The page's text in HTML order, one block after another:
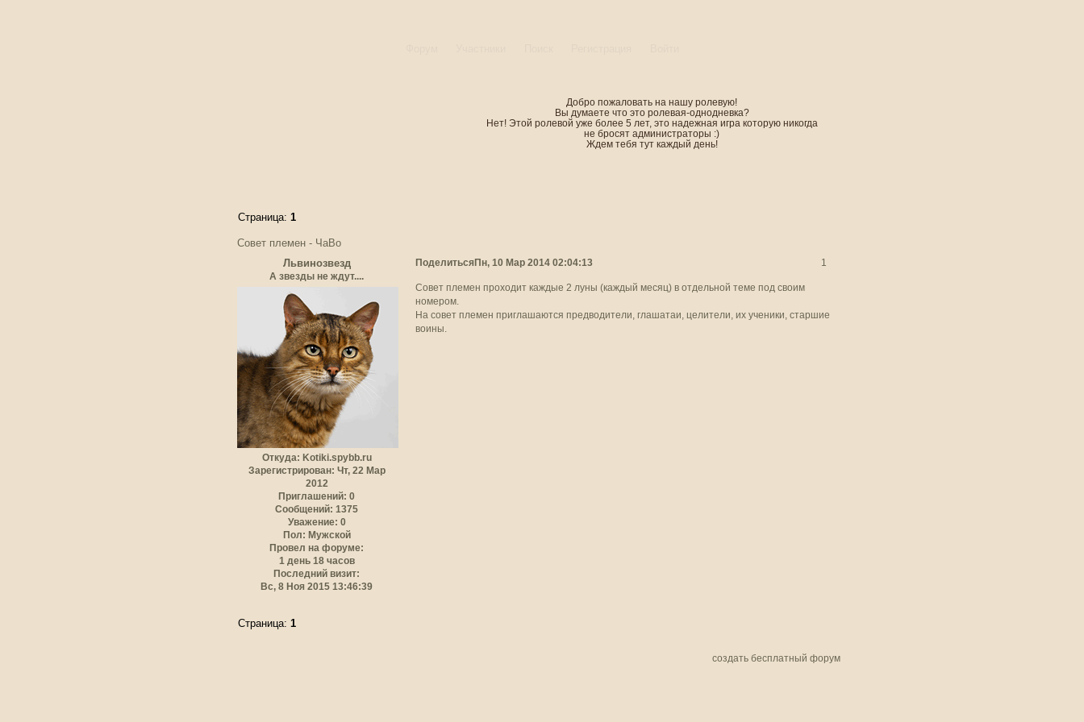
Добро пожаловать на нашу ролевую!
Вы думаете что это ролевая-однодневка?
Нет! Этой ролевой уже более 5 лет, это надежная игра которую никогда
не бросят администраторы :)
Ждем тебя тут каждый день!
Совет племен - ЧаВо
Страница: 1
Поделиться 1
Пн, 10 Мар 2014 02:04:13
Львинозвезд
А звезды не ждут....
Откуда: Kotiki.spybb.ru
Зарегистрирован: Чт, 22 Мар
2012
Приглашений: 0
Сообщений: 1375
Уважение: 0
Пол: Мужской
Провел на форуме:
1 день 18 часов
Последний визит:
Вс, 8 Ноя 2015 13:46:39
Совет племен проходит каждые 2 луны (каждый месяц) в отдельной теме под своим
номером.
На совет племен приглашаются предводители, глашатаи, целители, их ученики, старшие
воины.
Страница: 1
создать бесплатный форум